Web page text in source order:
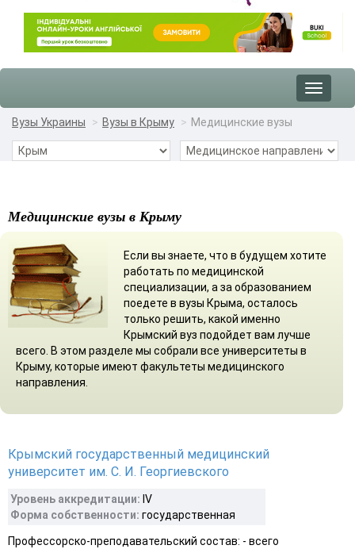
Toggle
Вузы Украины
Вузы в Крыму Медицинские вузы
Медицинские вузы в Крыму
Если вы знаете, что в будущем хотите
работать по медицинской
специализации, а за образованием
поедете в вузы Крыма, осталось
только решить, какой именно
Крымский вуз подойдет вам лучше
всего. В этом разделе мы собрали все университеты в
Крыму, которые имеют факультеты медицинского
направления.
Крымский государственный медицинский
университет им. С. И. Георгиевского
Уровень аккредитации: IV
Форма собственности: государственная
Профессорско-преподавательский состав: - всего